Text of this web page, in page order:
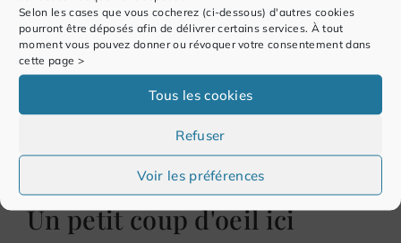
Selon les cases que vous cocherez (ci-dessous) d'autres cookies
pourront être déposés afin de délivrer certains services. À tout
moment vous pouvez donner ou révoquer votre consentement dans
cette page >
Tous les cookies
Refuser
Voir les préférences
#JeSuisCharlie (le 12/01/2015)
229ème revue #Paie #RH #GRH & #SIRH (du
Un petit coup d'oeil ici